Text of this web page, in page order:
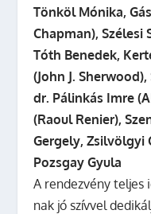
Tönköl Mónika,
Chapman), Szélesi
Tóth Benedek,
(John J.
dr. Pálinkás Imre
(Raoul Renier),
Gergely, Zsilvölgyi
Pozsgay Gyula
A rendezvény
nak jó szívvel